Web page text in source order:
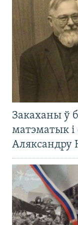
Закаханы ў
матэматык і
Аляксандру